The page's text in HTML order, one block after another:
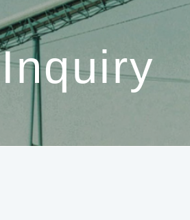
Inquiry